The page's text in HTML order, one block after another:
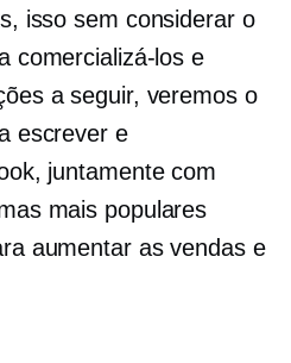
isso sem considerar o
comercializá-los e
a seguir, veremos o
escrever e
juntamente com
mais populares
aumentar as vendas e